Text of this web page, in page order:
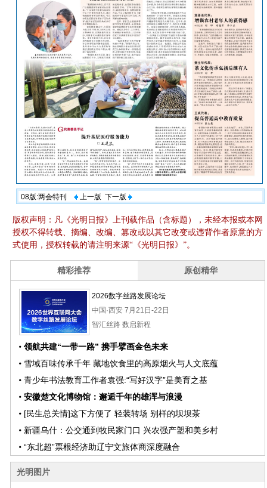
08版:两会特刊 上一版 下一版
版权声明：凡《光明日报》上刊载作品（含标题），未经本报或本网
授权不得转载、摘编、改编、篡改或以其它改变或违背作者原意的方
式使用，授权转载的请注明来源“《光明日报》”。